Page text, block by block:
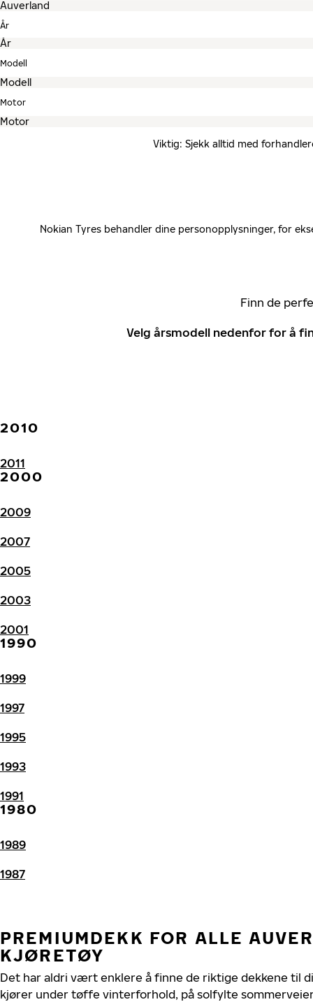
År
Modell
Motor
Viktig: Sjekk alltid med
Nokian Tyres behandler dine personopplysninger, for
Finn de
Velg årsmodell nedenfor for å
2010
2011
2000
2009
2007
2005
2003
2001
1990
1999
1997
1995
1993
1991
1980
1989
1987
PREMIUMDEKK FOR ALLE
KJØRETØY
Det har aldri vært enklere å finne de riktige dekkene til
kjører under tøffe vinterforhold, på solfylte